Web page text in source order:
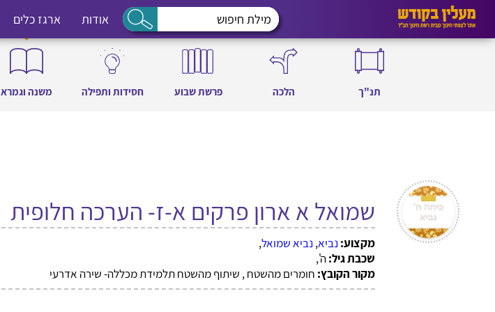
אודות ארגז כלים
תנ"ך הלכה פרשת שבוע חסידות ותפילה משנה וגמרא
שמואל א ארון פרקים א-ז- הערכה חלופית
מקצוע: נביא, נביא שמואל,
שכבת גיל:ה',
מקור הקובץ: חומרים מהשטח , שיתוף מהשטח תלמידת מכללה- שירה אדרעי